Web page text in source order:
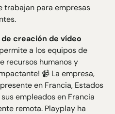
trabajan para empresas
creación de vídeo
permite a los equipos de
recursos humanos y
📹 La empresa,
en Francia, Estados
empleados en Francia
remota. Playplay ha